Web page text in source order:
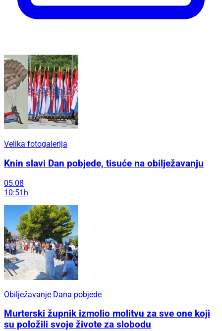
Velika fotogalerija
Knin slavi Dan pobjede, tisuće na obilježavanju
05.08
10:51h
Obilježavanje Dana pobjede
Murterski župnik izmolio molitvu za sve one koji
su položili svoje živote za slobodu